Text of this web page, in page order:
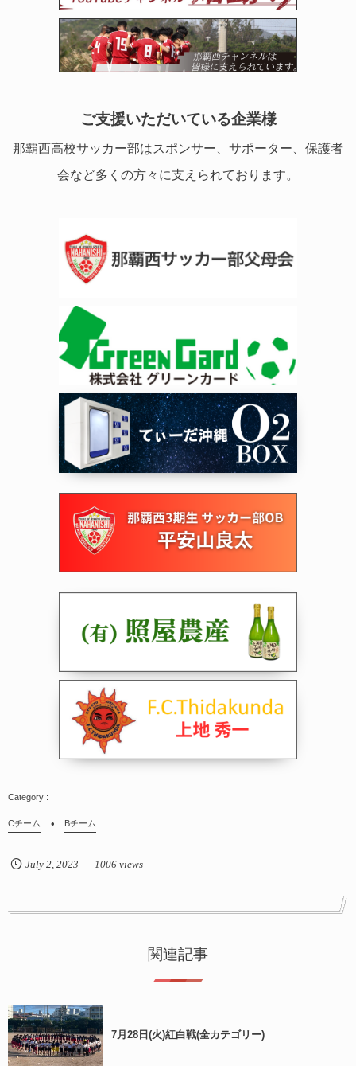
ご支援いただいている企業様
那覇西高校サッカー部はスポンサー、サポーター、保護者
会など多くの方々に支えられております。
Cチーム Bチーム
July 2, 2023 1006 views
関連記事
7月28日(火)紅白戦(全カテゴリー)